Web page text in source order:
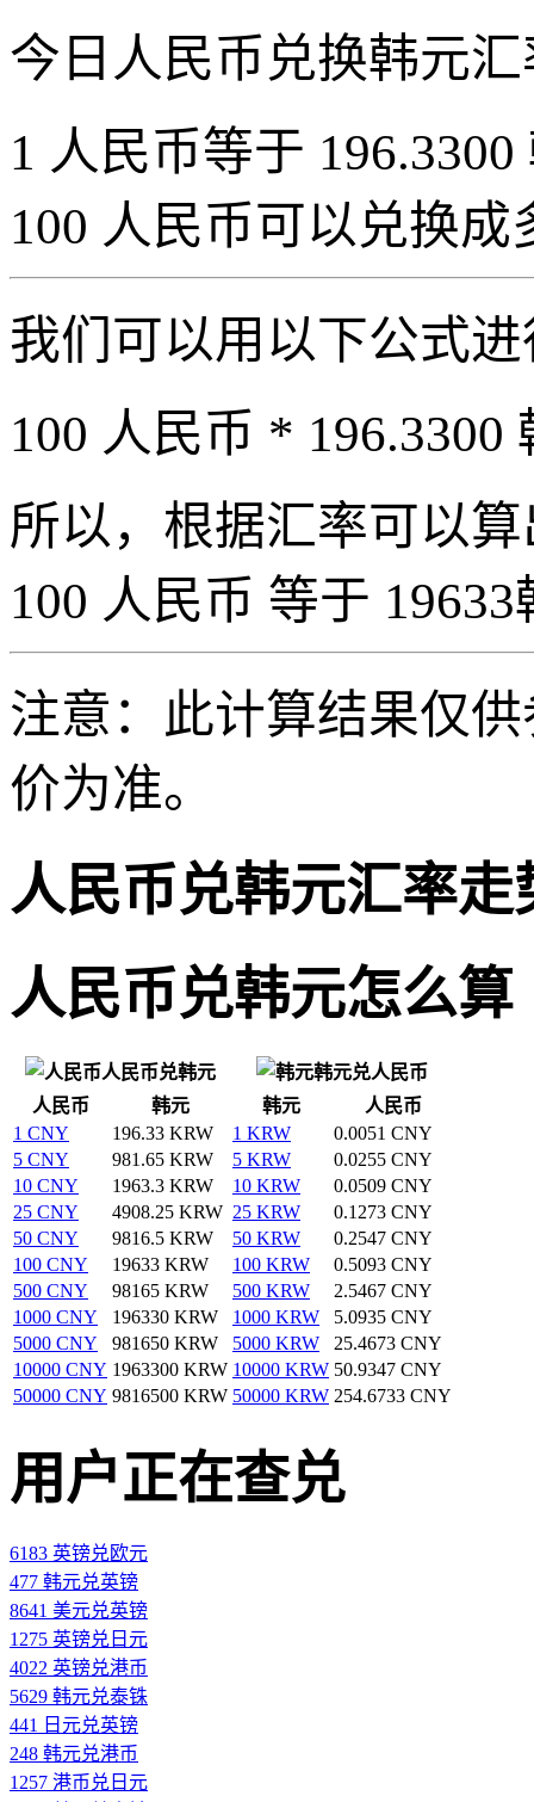
今日人民币兑换韩元
1 人民币等于
100 人民币可以兑换成
我们可以用以下公式
100 人民币 * 196.3300
所以，根据汇率可以
100 人民币 等于
注意：此计算结果仅
价为准。
人民币兑韩元汇率走
人民币兑韩元怎么算
人民币兑韩元
韩元兑人民币
人民币
韩元 韩元
人民币
1 CNY
196.33 KRW 1 KRW
0.0051 CNY
5 CNY
981.65 KRW 5 KRW
0.0255 CNY
10 CNY
1963.3 KRW 10 KRW
0.0509 CNY
25 CNY
4908.25 KRW 25 KRW
0.1273 CNY
50 CNY
9816.5 KRW 50 KRW
0.2547 CNY
100 CNY
19633 KRW 100 KRW
0.5093 CNY
500 CNY
98165 KRW 500 KRW
2.5467 CNY
1000 CNY
196330 KRW 1000 KRW
5.0935 CNY
5000 CNY
981650 KRW 5000 KRW
25.4673 CNY
10000 CNY 1963300 KRW 10000 KRW 50.9347 CNY
50000 CNY 9816500 KRW 50000 KRW 254.6733 CNY
用户正在查兑
6183 英镑兑欧元
477 韩元兑英镑
8641 美元兑英镑
1275 英镑兑日元
4022 英镑兑港币
5629 韩元兑泰铢
441 日元兑英镑
248 韩元兑港币
1257 港币兑日元